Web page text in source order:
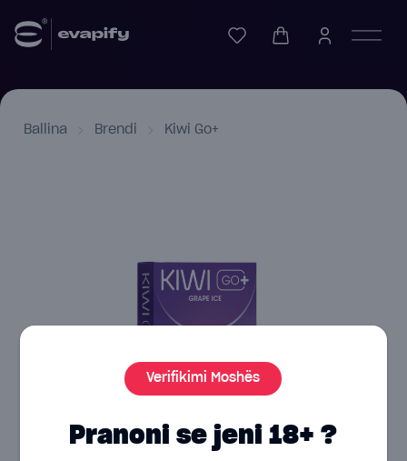
Verifikimi Moshës
Pranoni se jeni 18+ ?
Ballina Brendi Kiwi Go+